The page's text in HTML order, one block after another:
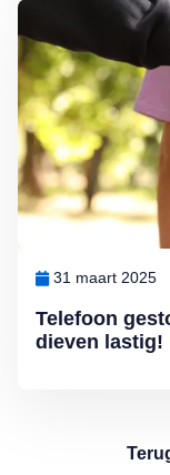
Telefoon
dieven lastig!
31 maart 2025
Lees meer over